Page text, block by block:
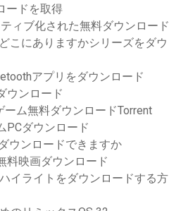
ードを取得
ィブ化された無料ダウンロード
こにありますかシリーズをダウ
アプリをダウンロード
ウンロード
ム無料ダウンロードTorrent
PCダウンロード
ウンロードできますか
料映画ダウンロード
イライトをダウンロードする方